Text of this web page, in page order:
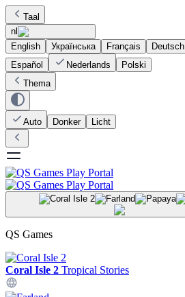
Taal
nl
English
Українська Français Deutsch
Español
Nederlands
Polski
Thema
Auto Donker Licht
QS Games
Coral Isle 2 Tropical Stories